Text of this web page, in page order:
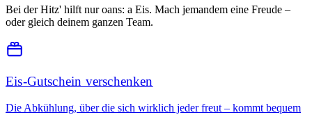
Bei der Hitz' hilft nur oans: a Eis. Mach jemandem eine Freude –
oder gleich deinem ganzen Team.
Eis-Gutschein verschenken
Die Abkühlung, über die sich wirklich jeder freut – kommt bequem